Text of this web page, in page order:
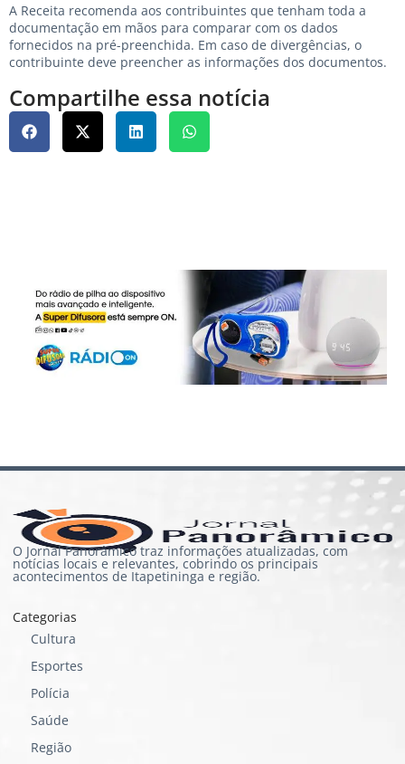
A Receita recomenda aos contribuintes que tenham toda a
documentação em mãos para comparar com os dados
fornecidos na pré-preenchida. Em caso de divergências, o
contribuinte deve preencher as informações dos documentos.
Compartilhe essa notícia
O Jornal Panorâmico traz informações atualizadas, com
notícias locais e relevantes, cobrindo os principais
acontecimentos de Itapetininga e região.
Categorias
Cultura
Esportes
Polícia
Saúde
Região